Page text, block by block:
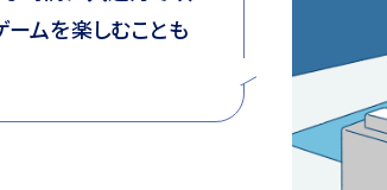
ムを楽しむことも